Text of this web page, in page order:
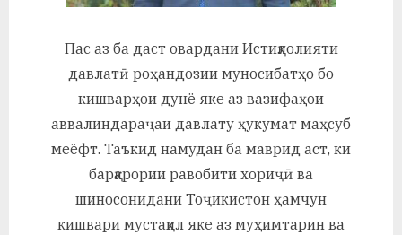
Пас аз ба даст овардани Истиқлолияти
давлатӣ роҳандозии муносибатҳо бо
кишварҳои дунё яке аз вазифаҳои
аввалиндараҷаи давлату ҳукумат маҳсуб
меёфт. Таъкид намудан ба маврид аст, ки
барқарории равобити хориҷӣ ва
шиносонидани Тоҷикистон ҳамчун
кишвари мустақил яке аз муҳимтарин ва